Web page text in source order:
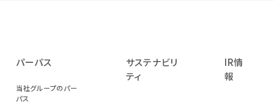
パーパス
当社グループのパー
パス
サステナビリ
ティ
IR情
報